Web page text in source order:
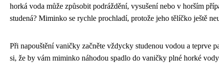
horká voda může způsobit podráždění, vysušení nebo v horším
studená? Miminko se rychle prochladí, protože jeho tělíčko ještě
Při napouštění vaničky začněte vždycky studenou vodou a teprve
si, že by vám miminko náhodou spadlo do vaničky plné horké